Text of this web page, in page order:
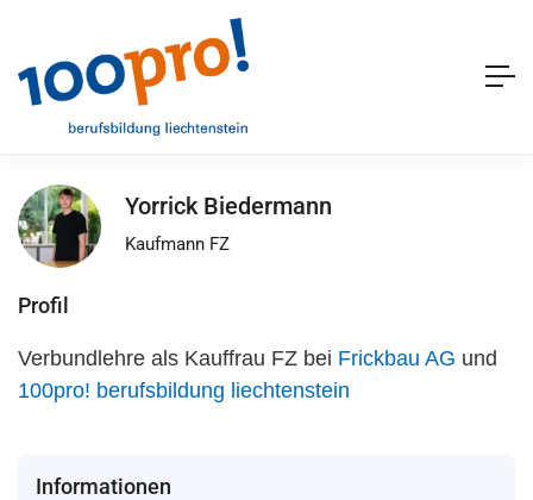
Yorrick Biedermann
Kaufmann FZ
Profil
Verbundlehre als Kauffrau FZ bei Frickbau AG und
100pro! berufsbildung liechtenstein
Informationen